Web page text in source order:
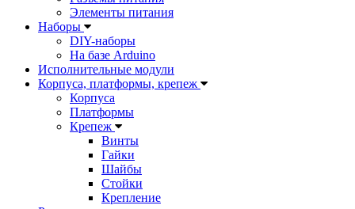
Элементы питания
Наборы
DIY-наборы
На базе Arduino
Исполнительные модули
Корпуса, платформы, крепеж
Корпуса
Платформы
Крепеж
Винты
Гайки
Шайбы
Стойки
Крепление